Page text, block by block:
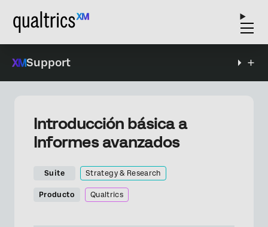
Support
Introducción básica a
Informes avanzados
Suite Strategy & Research
Producto Qualtrics